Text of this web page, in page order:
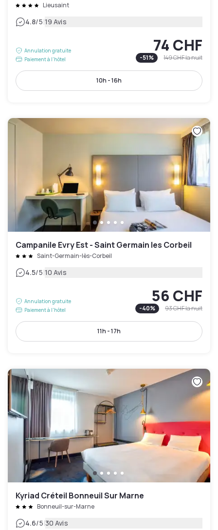
Lieusaint
4.8/5|19 Avis
Annulation gratuite
Paiement à l'hôtel
74 CHF
-51% 149 CHFla nuit
10h - 16h
Campanile Evry Est - Saint Germain les Corbeil
Saint-Germain-lès-Corbeil
4.5/5|10 Avis
Annulation gratuite
Paiement à l'hôtel
56 CHF
-40% 93 CHFla nuit
11h - 17h
Kyriad Créteil Bonneuil Sur Marne
Bonneuil-sur-Marne
4.6/5|30 Avis